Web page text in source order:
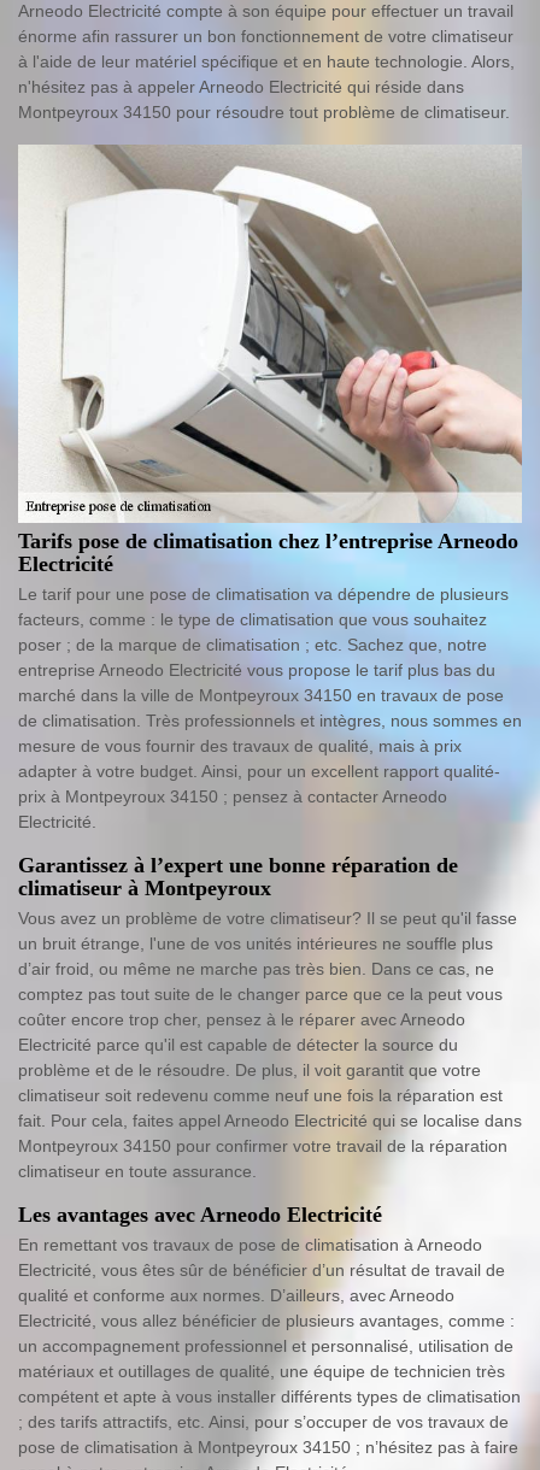
Arneodo Electricité compte à son équipe pour effectuer un travail
énorme afin rassurer un bon fonctionnement de votre climatiseur
à l'aide de leur matériel spécifique et en haute technologie. Alors,
n'hésitez pas à appeler Arneodo Electricité qui réside dans
Montpeyroux 34150 pour résoudre tout problème de climatiseur.
Tarifs pose de climatisation chez l’entreprise Arneodo
Electricité
Le tarif pour une pose de climatisation va dépendre de plusieurs
facteurs, comme : le type de climatisation que vous souhaitez
poser ; de la marque de climatisation ; etc. Sachez que, notre
entreprise Arneodo Electricité vous propose le tarif plus bas du
marché dans la ville de Montpeyroux 34150 en travaux de pose
de climatisation. Très professionnels et intègres, nous sommes en
mesure de vous fournir des travaux de qualité, mais à prix
adapter à votre budget. Ainsi, pour un excellent rapport qualité-
prix à Montpeyroux 34150 ; pensez à contacter Arneodo
Electricité.
Garantissez à l’expert une bonne réparation de
climatiseur à Montpeyroux
Vous avez un problème de votre climatiseur? Il se peut qu'il fasse
un bruit étrange, l'une de vos unités intérieures ne souffle plus
d’air froid, ou même ne marche pas très bien. Dans ce cas, ne
comptez pas tout suite de le changer parce que ce la peut vous
coûter encore trop cher, pensez à le réparer avec Arneodo
Electricité parce qu'il est capable de détecter la source du
problème et de le résoudre. De plus, il voit garantit que votre
climatiseur soit redevenu comme neuf une fois la réparation est
fait. Pour cela, faites appel Arneodo Electricité qui se localise dans
Montpeyroux 34150 pour confirmer votre travail de la réparation
climatiseur en toute assurance.
Les avantages avec Arneodo Electricité
En remettant vos travaux de pose de climatisation à Arneodo
Electricité, vous êtes sûr de bénéficier d’un résultat de travail de
qualité et conforme aux normes. D’ailleurs, avec Arneodo
Electricité, vous allez bénéficier de plusieurs avantages, comme :
un accompagnement professionnel et personnalisé, utilisation de
matériaux et outillages de qualité, une équipe de technicien très
compétent et apte à vous installer différents types de climatisation
; des tarifs attractifs, etc. Ainsi, pour s’occuper de vos travaux de
pose de climatisation à Montpeyroux 34150 ; n’hésitez pas à faire